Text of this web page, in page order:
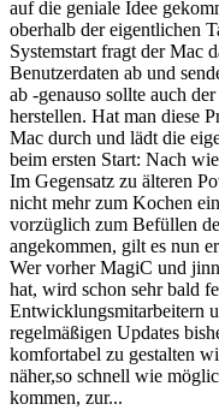
auf die geniale Idee
oberhalb der eigentlichen
Systemstart fragt der Mac
Benutzerdaten ab und
ab -genauso sollte auch
herstellen. Hat man diese
Mac durch und lädt die
beim ersten Start: Nach
Im Gegensatz zu älteren
nicht mehr zum Kochen
vorzüglich zum Befüllen
angekommen, gilt es nun
Wer vorher MagiC und
hat, wird schon sehr bald
Entwicklungsmitarbeitern
regelmäßigen Updates
komfortabel zu gestalten
näher,so schnell wie
kommen, zur...